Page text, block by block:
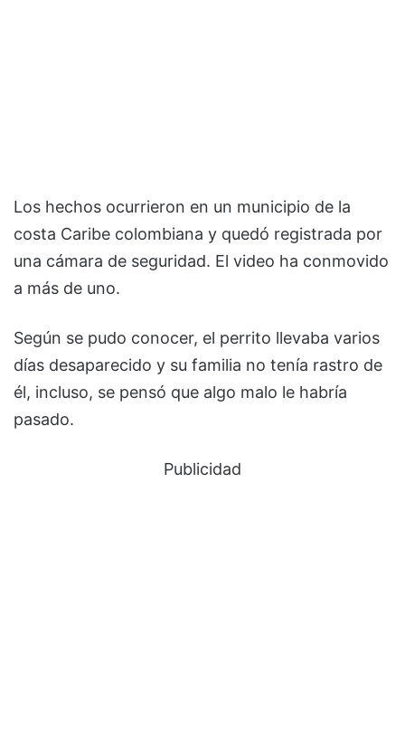
Los hechos ocurrieron en un municipio de la
costa Caribe colombiana y quedó registrada por
una cámara de seguridad. El video ha conmovido
a más de uno.
Según se pudo conocer, el perrito llevaba varios
días desaparecido y su familia no tenía rastro de
él, incluso, se pensó que algo malo le habría
pasado.
Publicidad